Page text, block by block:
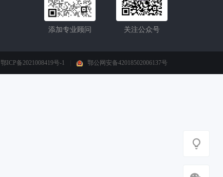
关注公众号
添加专业顾问
鄂ICP备2021008419号-1 鄂公网安备42018502006137号